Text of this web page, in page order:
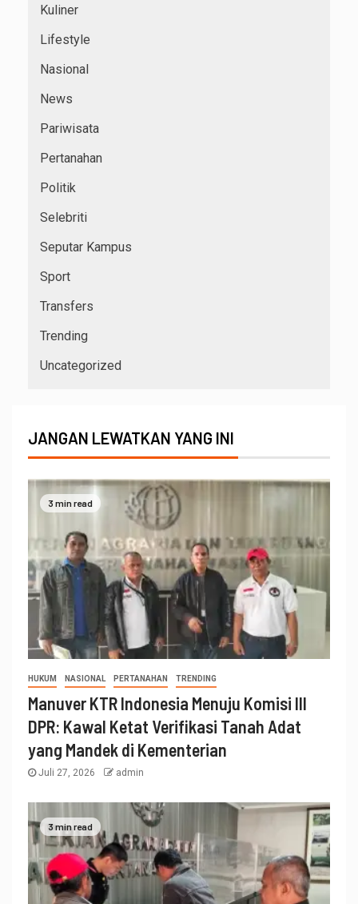
Kuliner
Lifestyle
Nasional
News
Pariwisata
Pertanahan
Politik
Selebriti
Seputar Kampus
Sport
Transfers
Trending
Uncategorized
JANGAN LEWATKAN YANG INI
3 min read
HUKUM NASIONAL PERTANAHAN TRENDING
Manuver KTR Indonesia Menuju Komisi III
DPR: Kawal Ketat Verifikasi Tanah Adat
yang Mandek di Kementerian
Juli 27, 2026 admin
3 min read